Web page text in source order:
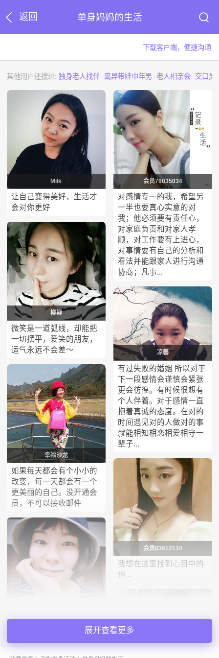
返回 单身妈妈的生活
下载客户端，便捷沟通
其他用户还搜过:独身老人找伴 离异带娃中年男 老人相亲会 交口男
Milk
让自己变得美好，生活才
会对你更好
柳柳
微笑是一道弧线，却能把
一切摆平，爱笑的朋友，
运气永远不会差～
幸福沙龙
如果每天都会有个小小的
改变，每一天都会有一个
更美丽的自己。没开通会
员，不可以接收邮件
不了）湖南人，属蛇，射
手座。目前在深圳地产行
会员79035034
对感情专一的我，希望另
一半也要真心实意的对
我；他必须要有责任心，
对家庭负责和对家人孝
顺，对工作要有上进心，
对事情要有自己的分析和
看法并能跟家人进行沟通
协商；凡事...
凉馨
有过失败的婚姻 所以对于
下一段感情会谨慎会紧张
更会彷徨。有时候很想有
个人伴着。对于感情一直
抱着真诚的态度。在对的
时间遇见对的人做对的事
就能相知相恋相爱相守一
辈子...
会员83612134
我想在这里找到心目中的
他...
展开查看更多